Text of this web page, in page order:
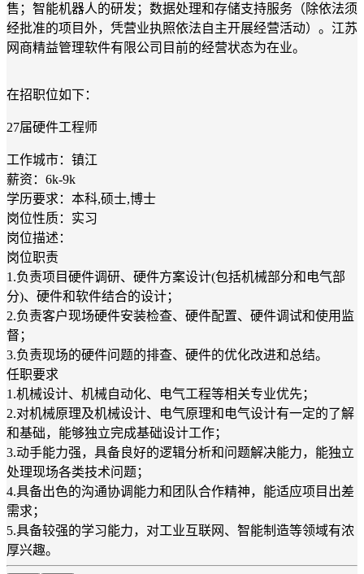
售；智能机器人的研发；数据处理和存储支持服务（除依法须
经批准的项目外，凭营业执照依法自主开展经营活动）。江苏
网商精益管理软件有限公司目前的经营状态为在业。
在招职位如下：
27届硬件工程师
工作城市：镇江
薪资：6k-9k
学历要求：本科,硕士,博士
岗位性质：实习
岗位描述：
岗位职责
1.负责项目硬件调研、硬件方案设计(包括机械部分和电气部
分)、硬件和软件结合的设计；
2.负责客户现场硬件安装检查、硬件配置、硬件调试和使用监
督；
3.负责现场的硬件问题的排查、硬件的优化改进和总结。
任职要求
1.机械设计、机械自动化、电气工程等相关专业优先；
2.对机械原理及机械设计、电气原理和电气设计有一定的了解
和基础，能够独立完成基础设计工作；
3.动手能力强，具备良好的逻辑分析和问题解决能力，能独立
处理现场各类技术问题；
4.具备出色的沟通协调能力和团队合作精神，能适应项目出差
需求；
5.具备较强的学习能力，对工业互联网、智能制造等领域有浓
厚兴趣。